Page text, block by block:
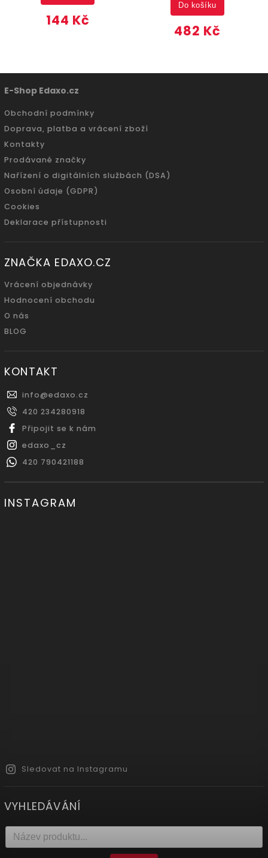
144 Kč
482 Kč
Do košíku
E-Shop Edaxo.cz
Obchodní podmínky
Doprava, platba a vrácení zboží
Kontakty
Prodávané značky
Nařízení o digitálních službách (DSA)
Osobní údaje (GDPR)
Cookies
Deklarace přístupnosti
ZNAČKA EDAXO.CZ
Vrácení objednávky
Hodnocení obchodu
O nás
BLOG
KONTAKT
info@edaxo.cz
420 234280918
Připojit se k nám
edaxo_cz
420 790421188
INSTAGRAM
Sledovat na Instagramu
VYHLEDÁVÁNÍ